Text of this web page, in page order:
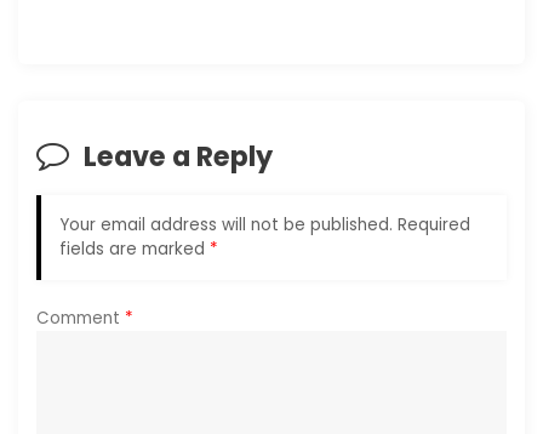
i
g
t
Leave a Reply
Your email address will not be published. Required
fields are marked *
Comment *